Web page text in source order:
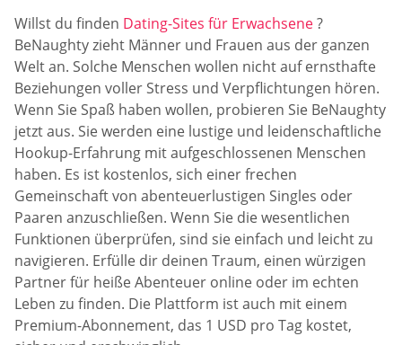
Willst du finden Dating-Sites für Erwachsene?
BeNaughty zieht Männer und Frauen aus der ganzen
Welt an. Solche Menschen wollen nicht auf ernsthafte
Beziehungen voller Stress und Verpflichtungen hören.
Wenn Sie Spaß haben wollen, probieren Sie BeNaughty
jetzt aus. Sie werden eine lustige und leidenschaftliche
Hookup-Erfahrung mit aufgeschlossenen Menschen
haben. Es ist kostenlos, sich einer frechen
Gemeinschaft von abenteuerlustigen Singles oder
Paaren anzuschließen. Wenn Sie die wesentlichen
Funktionen überprüfen, sind sie einfach und leicht zu
navigieren. Erfülle dir deinen Traum, einen würzigen
Partner für heiße Abenteuer online oder im echten
Leben zu finden. Die Plattform ist auch mit einem
Premium-Abonnement, das 1 USD pro Tag kostet,